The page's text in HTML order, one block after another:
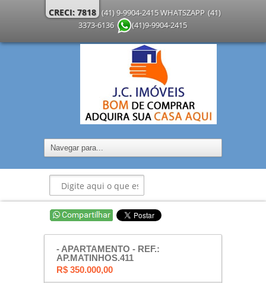
CRECI: 7818 (41) 9-9904-2415 WHATSZAPP (41)
3373-6136
(41)9-9904-2415
- APARTAMENTO - REF.:
AP.MATINHOS.411
R$ 350.000,00